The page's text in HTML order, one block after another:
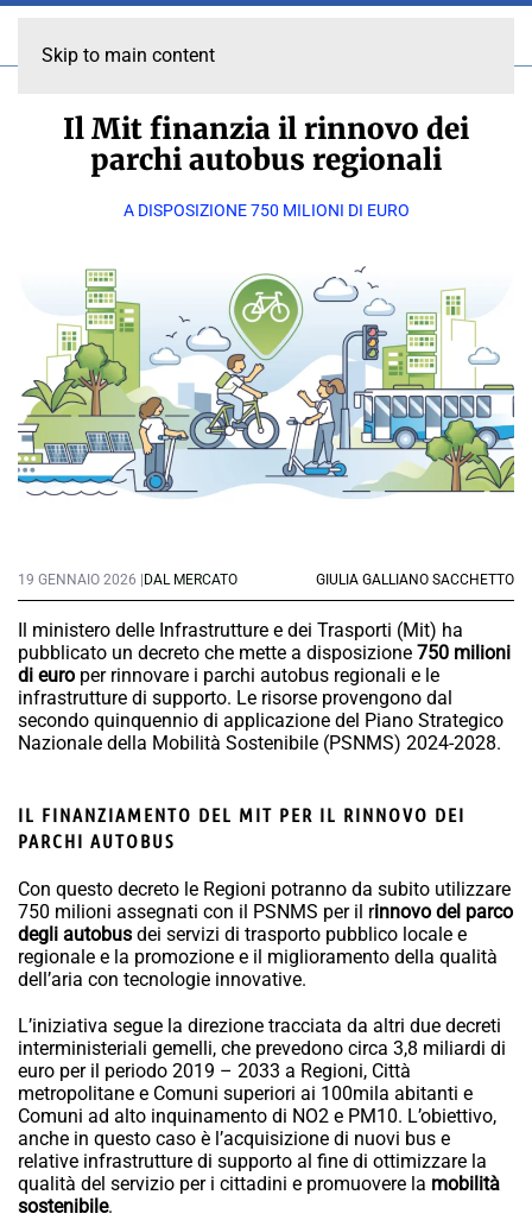
Skip to main content
Il Mit finanzia il rinnovo dei
parchi autobus regionali
A DISPOSIZIONE 750 MILIONI DI EURO
19 GENNAIO 2026 | DAL MERCATO GIULIA GALLIANO SACCHETTO
Il ministero delle Infrastrutture e dei Trasporti (Mit) ha
pubblicato un decreto che mette a disposizione 750 milioni
di euro per rinnovare i parchi autobus regionali e le
infrastrutture di supporto. Le risorse provengono dal
secondo quinquennio di applicazione del Piano Strategico
Nazionale della Mobilità Sostenibile (PSNMS) 2024-2028.
IL FINANZIAMENTO DEL MIT PER IL RINNOVO DEI
PARCHI AUTOBUS
Con questo decreto le Regioni potranno da subito utilizzare
750 milioni assegnati con il PSNMS per il rinnovo del parco
degli autobus dei servizi di trasporto pubblico locale e
regionale e la promozione e il miglioramento della qualità
dell’aria con tecnologie innovative.
L’iniziativa segue la direzione tracciata da altri due decreti
interministeriali gemelli, che prevedono circa 3,8 miliardi di
euro per il periodo 2019 – 2033 a Regioni, Città
metropolitane e Comuni superiori ai 100mila abitanti e
Comuni ad alto inquinamento di NO2 e PM10. L’obiettivo,
anche in questo caso è l’acquisizione di nuovi bus e
relative infrastrutture di supporto al fine di ottimizzare la
qualità del servizio per i cittadini e promuovere la mobilità
sostenibile.